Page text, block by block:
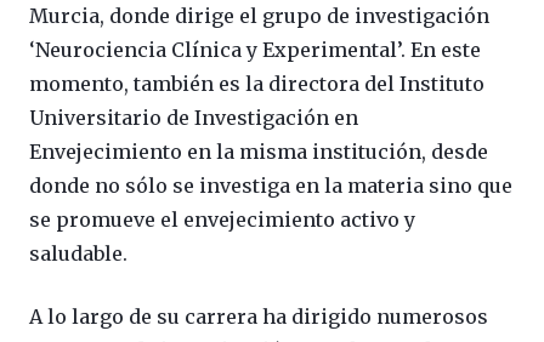
Murcia, donde dirige el grupo de investigación
‘Neurociencia Clínica y Experimental’. En este
momento, también es la directora del Instituto
Universitario de Investigación en
Envejecimiento en la misma institución, desde
donde no sólo se investiga en la materia sino que
se promueve el envejecimiento activo y
saludable.
A lo largo de su carrera ha dirigido numerosos